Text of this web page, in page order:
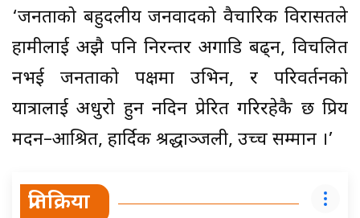
‘जनताको बहुदलीय जनवादको वैचारिक विरासतले
हामीलाई अझै पनि निरन्तर अगाडि बढ्न, विचलित
नभई जनताको पक्षमा उभिन, र परिवर्तनको
यात्रालाई अधुरो हुन नदिन प्रेरित गरिरहेकै छ प्रिय
मदन–आश्रित, हार्दिक श्रद्धाञ्जली, उच्च सम्मान ।’
प्रतिक्रिया